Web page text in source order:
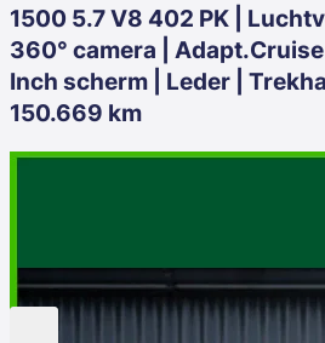
1500 5.7 V8 402 PK |
360° camera | Adapt.Cruise
Inch scherm | Leder |
150.669 km